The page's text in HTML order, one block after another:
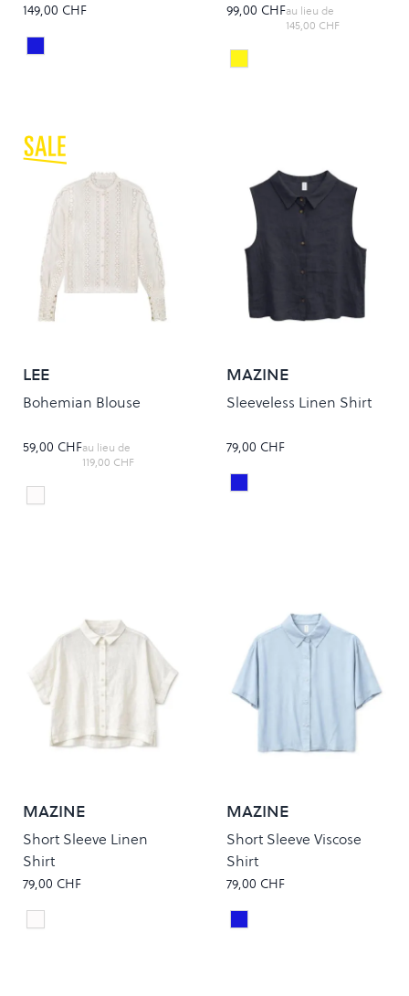
149,00 CHF
Colour
Light Blue
99,00 CHFau lieu de
145,00 CHF
Colour
YELLOW/WHITE
LEE
Bohemian Blouse
59,00 CHFau lieu de
119,00 CHF
Colour
Bright White
MAZINE
Sleeveless Linen Shirt
79,00 CHF
Colour
Ink Blue
MAZINE
Short Sleeve Linen
Shirt
79,00 CHF
Colour
Bright White
MAZINE
Short Sleeve Viscose
Shirt
79,00 CHF
Colour
Pastel Blue